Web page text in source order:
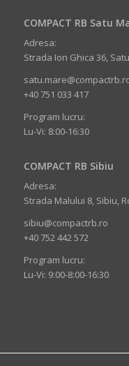
COMPACT RB Satu
Adresa:
Strada Ion Ghica 36,
+40 751 033 417
Program lucru:
Lu-Vi: 8:00-16:30
COMPACT RB Sibiu
Adresa:
Strada Malului 8, Sibiu,
sibiu@compactrb.ro
+40 752 442 572
Program lucru:
Lu-Vi: 9:00-8:00-16:30